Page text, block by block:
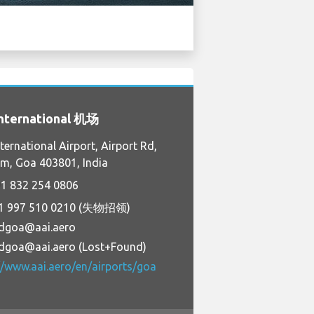
机场
Airport, Airport Rd,
Goa 403801, India
832 254 0806
997 510 0210 (失物招领)
(Lost+Found)
www.aai.aero/en/airports/goa